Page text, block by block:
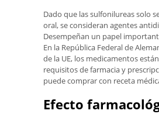
Dado que las sulfonilureas solo
oral, se consideran agentes
Desempeñan un papel
En la República Federal de
de la UE, los medicamentos
requisitos de farmacia y
puede comprar con receta
Efecto